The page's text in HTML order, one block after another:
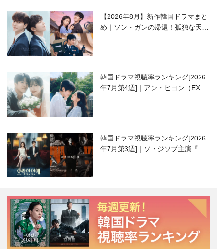
【2026年8月】新作韓国ドラマまと
め｜ソン・ガンの帰還！孤独な天才
韓国ドラマ視聴率ランキング[2026
年7月第4週]｜アン・ヒヨン（EXID
韓国ドラマ視聴率ランキング[2026
年7月第3週]｜ソ・ジソブ主演『エ